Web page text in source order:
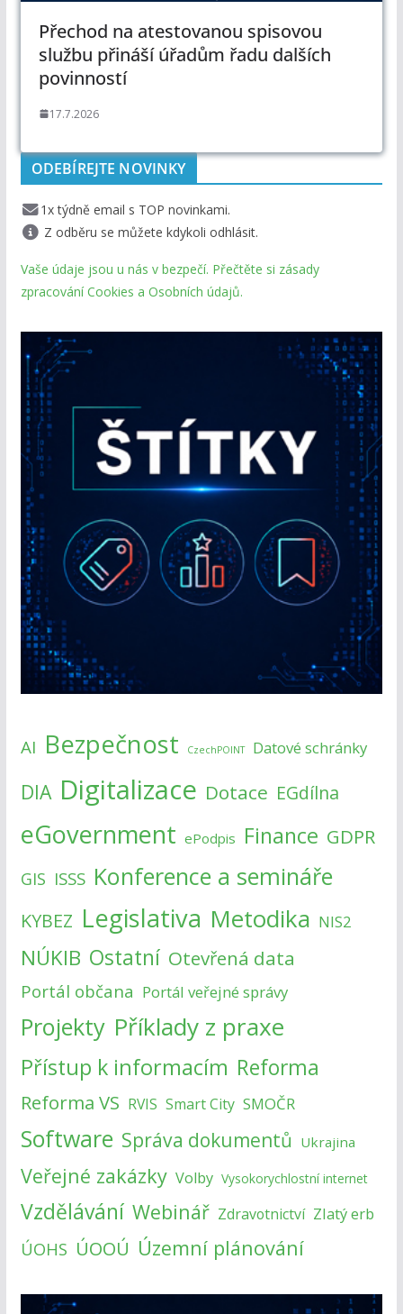
Přechod na atestovanou spisovou
službu přináší úřadům řadu dalších
povinností
17.7.2026
ODEBÍREJTE NOVINKY
1x týdně email s TOP novinkami.
Z odběru se můžete kdykoli odhlásit.
Vaše údaje jsou u nás v bezpečí. Přečtěte si zásady
zpracování Cookies a Osobních údajů.
AI Bezpečnost CzechPOINT Datové schránky
DIA Digitalizace Dotace EGdílna
eGovernment ePodpis Finance GDPR
GIS ISSS Konference a semináře
KYBEZ Legislativa Metodika NIS2
NÚKIB Ostatní Otevřená data
Portál občana Portál veřejné správy
Projekty Příklady z praxe
Přístup k informacím Reforma
Reforma VS RVIS Smart City SMOČR
Software Správa dokumentů Ukrajina
Veřejné zakázky Volby Vysokorychlostní internet
Vzdělávání Webinář Zdravotnictví Zlatý erb
ÚOHS ÚOOÚ Územní plánování